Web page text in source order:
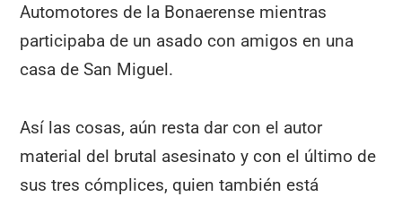
Automotores de la Bonaerense mientras
participaba de un asado con amigos en una
casa de San Miguel.
Así las cosas, aún resta dar con el autor
material del brutal asesinato y con el último de
sus tres cómplices, quien también está